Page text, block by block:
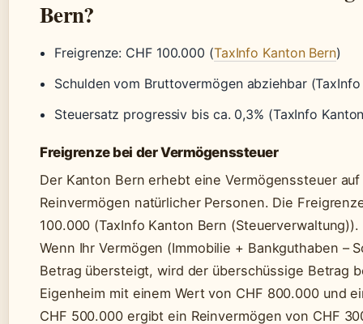
Bern?
Freigrenze: CHF 100.000 (TaxInfo Kanton Bern)
Schulden vom Bruttovermögen abziehbar
Steuersatz progressiv bis ca. 0,3% (TaxInfo
Freigrenze bei der Vermögenssteuer
Der Kanton Bern erhebt eine Vermögenssteuer auf
Reinvermögen natürlicher Personen. Die
100.000 (TaxInfo Kanton Bern
Wenn Ihr Vermögen (Immobilie + Bankguthaben –
Betrag übersteigt, wird der überschüssige Betrag
Eigenheim mit einem Wert von CHF 800.000 und
CHF 500.000 ergibt ein Reinvermögen von CHF